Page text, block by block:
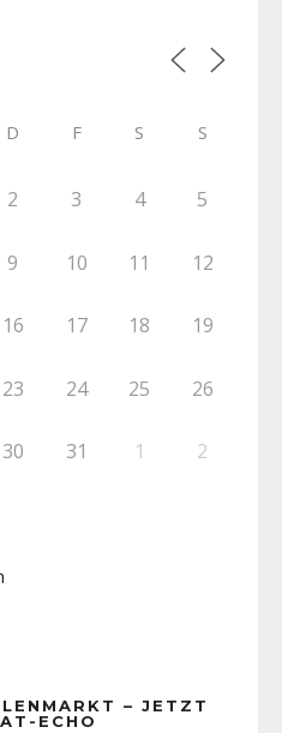
D F S S
2 3 4 5
9 10 11 12
16 17 18 19
23 24 25 26
30 31 1 2
– JETZT
ECHO